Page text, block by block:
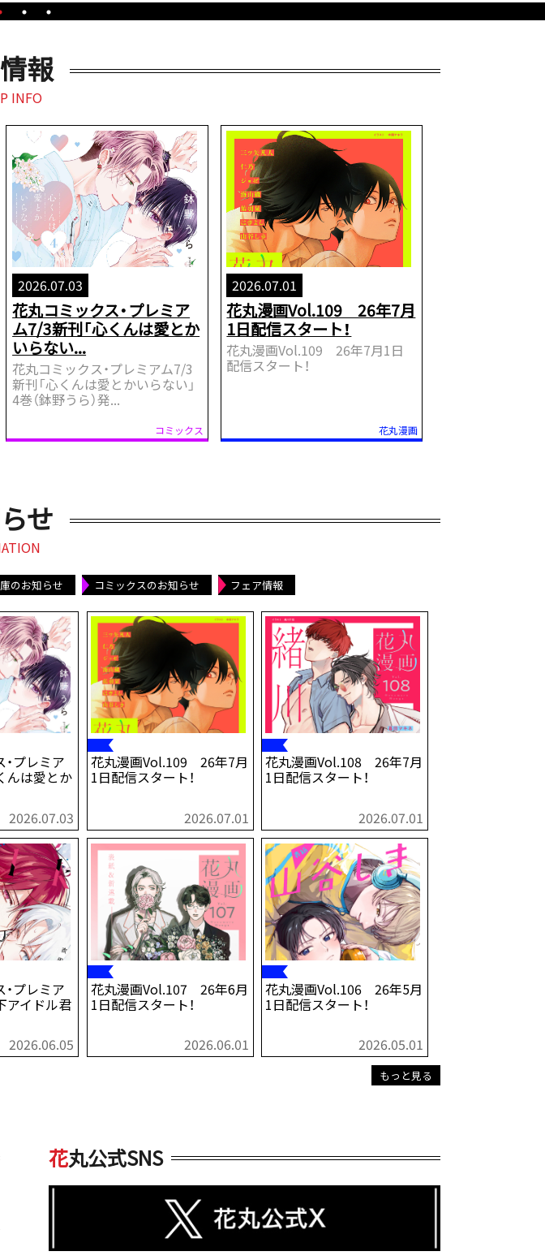
報
INFO
2026.07.03
花丸コミックス・プレミア
ム7/3新刊「心くんは愛とか
いらない...
花丸コミックス・プレミアム7/3
新刊「心くんは愛とかいらない」
4巻（鉢野うら）発...
2026.07.01
花丸漫画Vol.109 26年7月
1日配信スタート！
花丸漫画Vol.109 26年7月1日
配信スタート！
せ
のお知らせ コミックスのお知らせ フェア情報
プレミア
んは愛とか
2026.07.03
花丸漫画Vol.109 26年7月
1日配信スタート！
2026.07.01
花丸漫画Vol.108 26年7月
1日配信スタート！
2026.07.01
プレミア
アイドル君
2026.06.05
花丸漫画Vol.107 26年6月
1日配信スタート！
2026.06.01
花丸漫画Vol.106 26年5月
1日配信スタート！
2026.05.01
もっと見る
花丸公式SNS